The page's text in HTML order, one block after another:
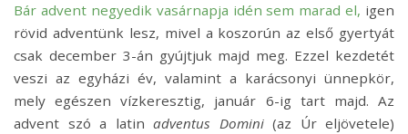
Bár advent negyedik vasárnapja idén sem marad el, igen
rövid adventünk lesz, mivel a koszorún az első gyertyát
csak december 3-án gyújtjuk majd meg. Ezzel kezdetét
veszi az egyházi év, valamint a karácsonyi ünnepkör,
mely egészen vízkeresztig, január 6-ig tart majd. Az
advent szó a latin adventus Domini(az Úr eljövetele)